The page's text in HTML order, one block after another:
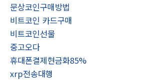
문상코인구매방법
비트코인 카드구매
비트코인선물
중고오다
휴대폰결제현금화85%
xrp전송대행